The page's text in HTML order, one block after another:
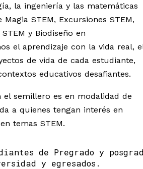
la ingeniería y las matemáticas
Magia STEM, Excursiones STEM,
y Biodiseño en
el aprendizaje con la vida real,
de vida de cada estudiante,
educativos desafiantes.
el semillero es en modalidad de
a quienes tengan interés en
temas STEM.
de Pregrado y
y egresados.